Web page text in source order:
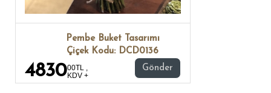
Pembe Buket Tasarımı
Çiçek Kodu: DCD0136
483000TL ,
KDV +
Gönder